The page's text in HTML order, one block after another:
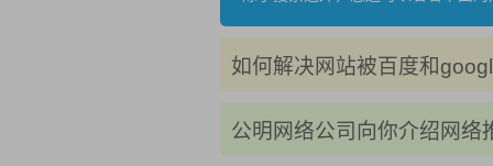
如何解决网站被百度和
公明网络公司向你介绍网络